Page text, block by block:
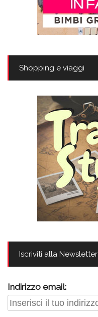
Shopping e viaggi
Iscriviti alla Newsletter
Indirizzo email: